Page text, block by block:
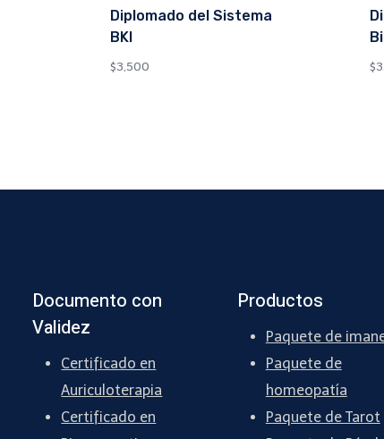
Diplomado del Sistema
BKI
$3,500 $
Documento con
Validez
Certificado en
Auriculoterapia
Certificado en
Productos
Paquete de
Paquete de
homeopatía
Paquete de Tarot